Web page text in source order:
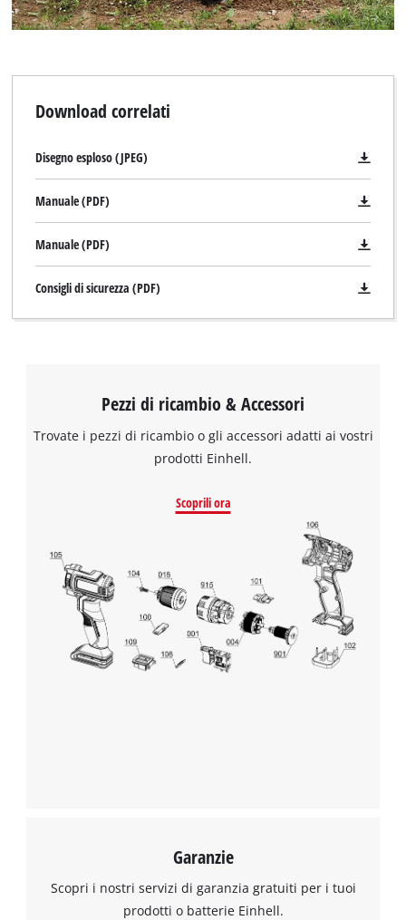
Management Platform
Download correlati
Disegno esploso (JPEG)
Manuale (PDF)
Manuale (PDF)
Consigli di sicurezza (PDF)
Pezzi di ricambio & Accessori
Trovate i pezzi di ricambio o gli accessori adatti ai vostri
prodotti Einhell.
Scoprili ora
Garanzie
Scopri i nostri servizi di garanzia gratuiti per i tuoi
prodotti o batterie Einhell.